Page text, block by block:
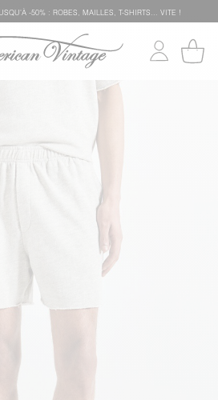
-50% : ROBES, MAILLES, T-SHIRTS... VITE !